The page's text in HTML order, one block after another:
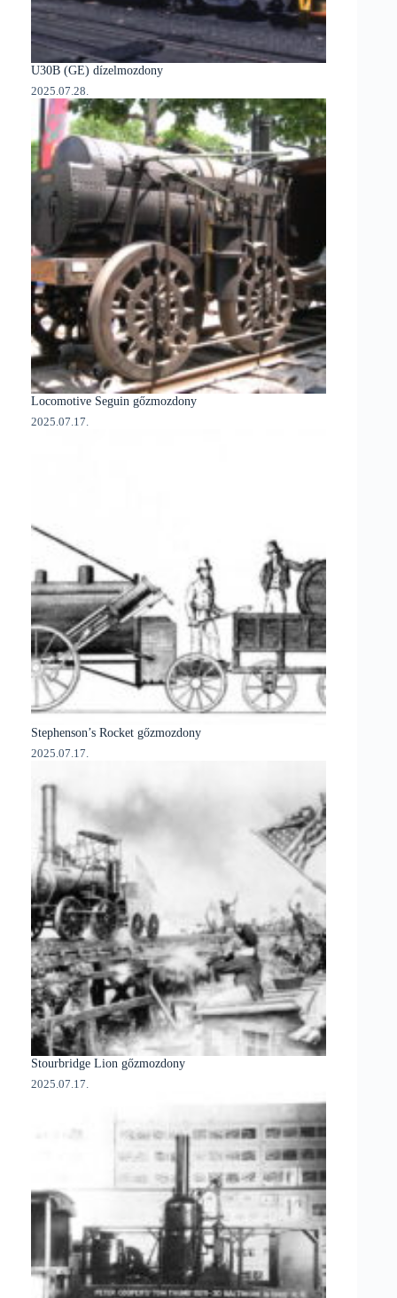
U30B (GE) dízelmozdony
2025.07.28.
Locomotive Seguin gőzmozdony
2025.07.17.
Stephenson’s Rocket gőzmozdony
2025.07.17.
Stourbridge Lion gőzmozdony
2025.07.17.